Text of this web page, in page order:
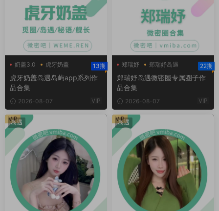
奶盖3.0
虎牙奶盖
虎牙奶盖岛遇
13期
虎牙奶盖岛遇岛屿app系列作
品合集
2026-08-07 VIP
郑瑞妤
郑瑞妤岛遇
郑瑞妤微博
22期
郑瑞妤岛遇微密圈专属圈子作
品合集
2026-08-07 VIP
岛遇
VIP 岛遇
VIP